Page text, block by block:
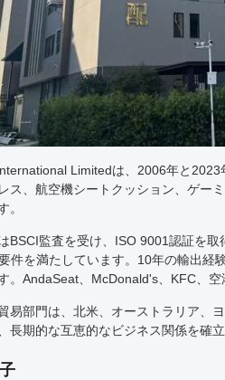
Limitedは、2006年と
ス、航空機シートクッション、ゲー
。
BSCI監査を受け、ISO 9001認証を
件を満たしています。10年の輸出経
。AndaSeat、McDonald's、KFC、
易部門は、北米、オーストラリア、
長期的な互恵的なビジネス関係を確